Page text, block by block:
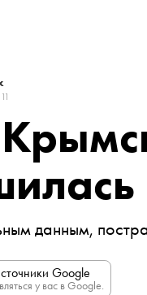
данным,
Google
у вас в Google.